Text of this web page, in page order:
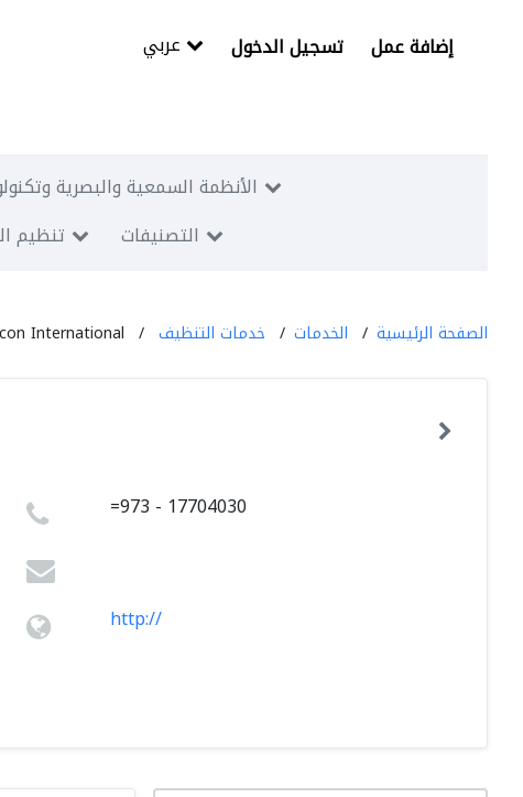
تسجيل الدخول إضافة عمل
الأنظمة السمعية والبصرية
تنظيم التصنيفات
الصفحة الرئيسية الخدمات خدمات التنظيف International
=973 - 17704030
http://